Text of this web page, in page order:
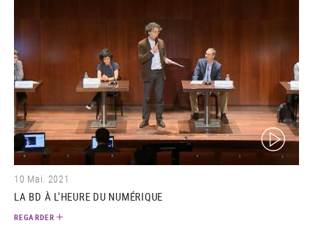
(video)
10 Mai. 2021
LA BD À L'HEURE DU NUMÉRIQUE
REGARDER